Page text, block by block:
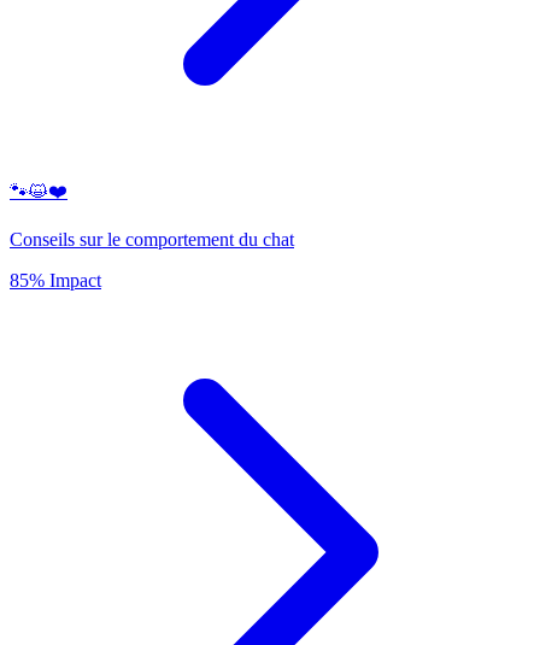
🐾😺❤️
Conseils sur le comportement du chat
85% Impact